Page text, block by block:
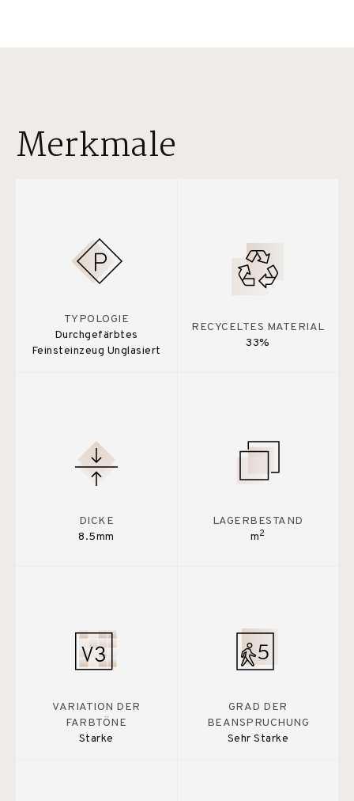
Merkmale
TYPOLOGIE
Durchgefärbtes
Feinsteinzeug Unglasiert
RECYCELTES MATERIAL
33%
DICKE
8.5mm
LAGERBESTAND
m2
VARIATION DER
FARBTÖNE
Starke
GRAD DER
BEANSPRUCHUNG
Sehr Starke